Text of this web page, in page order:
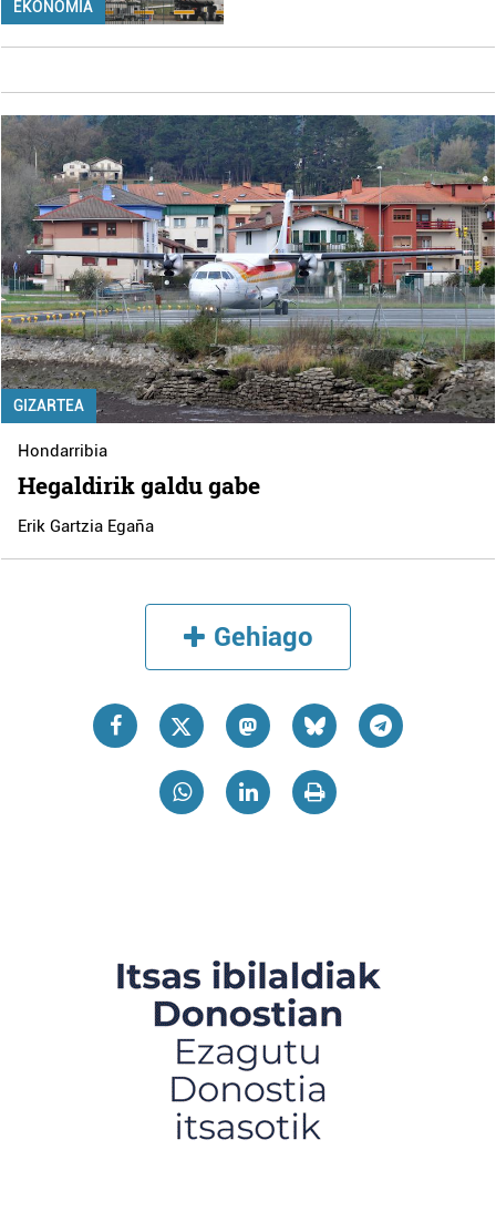
EKONOMIA
GIZARTEA
Hondarribia
Hegaldirik galdu gabe
Erik Gartzia Egaña
Gehiago